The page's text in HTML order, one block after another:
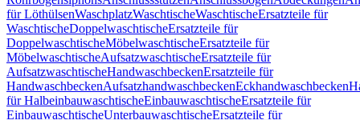
für LöthülsenWaschplatzWaschtischeWaschtischeErsatzteile für
WaschtischeDoppelwaschtischeErsatzteile für
DoppelwaschtischeMöbelwaschtischeErsatzteile für
MöbelwaschtischeAufsatzwaschtischeErsatzteile für
AufsatzwaschtischeHandwaschbeckenErsatzteile für
HandwaschbeckenAufsatzhandwaschbeckenEckhandwaschbecken
für HalbeinbauwaschtischeEinbauwaschtischeErsatzteile für
EinbauwaschtischeUnterbauwaschtischeErsatzteile für